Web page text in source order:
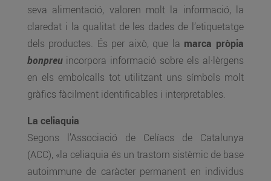
seva alimentació, valoren molt la informació, la
claredat i la qualitat de les dades de l’etiquetatge
dels productes. És per això, que la marca pròpia
bonpreu incorpora informació sobre els al·lèrgens
en els embolcalls tot utilitzant uns símbols molt
gràfics fàcilment identificables i interpretables.
La celiaquia
Segons l’Associació de Celíacs de Catalunya
(ACC), «la celiaquia és un trastorn sistèmic de base
autoimmune de caràcter permanent en individus